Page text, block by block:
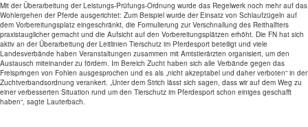
Mit der Überarbeitung der Leistungs-Prüfungs-Ordnung wurde das Regelwerk noch mehr auf das
Wohlergehen der Pferde ausgerichtet: Zum Beispiel wurde der Einsatz von Schlaufzügeln auf
dem Vorbereitungsplatz eingeschränkt, die Formulierung zur Verschnallung des Reithalfters
praxistauglicher gemacht und die Aufsicht auf den Vorbereitungsplätzen erhöht. Die FN hat sich
aktiv an der Überarbeitung der Leitlinien Tierschutz im Pferdesport beteiligt und viele
Landesverbände haben Veranstaltungen zusammen mit Amtstierärzten organisiert, um den
Austausch miteinander zu fördern. Im Bereich Zucht haben sich alle Verbände gegen das
Freispringen von Fohlen ausgesprochen und es als „nicht akzeptabel und daher verboten“ in der
Zuchtverbandsordnung verankert. „Unter dem Strich lässt sich sagen, dass wir auf dem Weg zu
einer verbesserten Situation rund um den Tierschutz im Pferdesport schon einiges geschafft
haben“, sagte Lauterbach.